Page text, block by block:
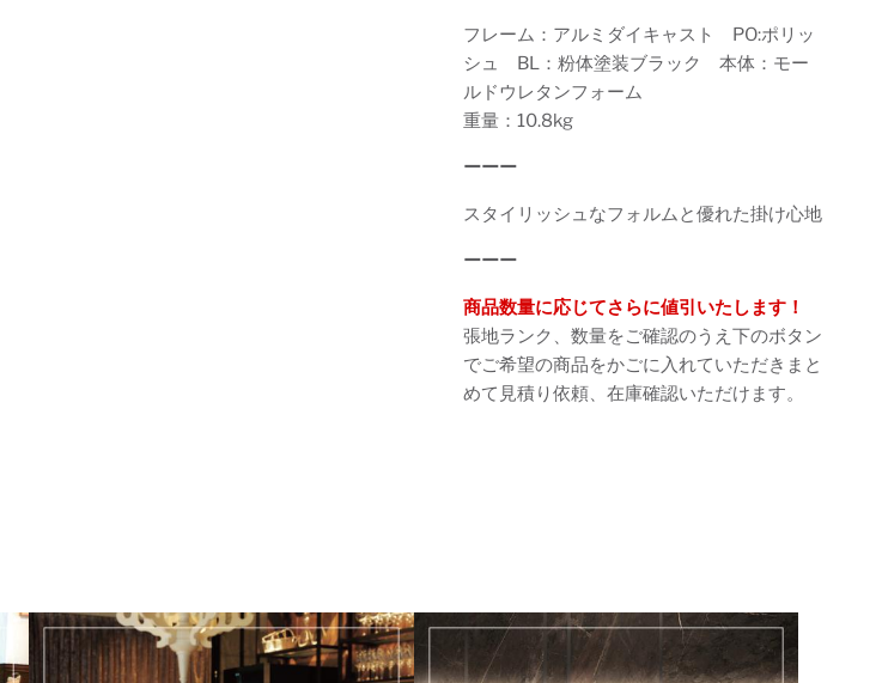
フレーム：アルミダイキャスト PO:ポリッ
シュ BL：粉体塗装ブラック 本体：モー
ルドウレタンフォーム
重量：10.8kg
ーーー
スタイリッシュなフォルムと優れた掛け心地
ーーー
商品数量に応じてさらに値引いたします！
張地ランク、数量をご確認のうえ下のボタン
でご希望の商品をかごに入れていただきまと
めて見積り依頼、在庫確認いただけます。